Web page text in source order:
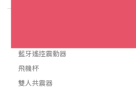
藍牙遙控震動器
飛機杯
雙人共震器